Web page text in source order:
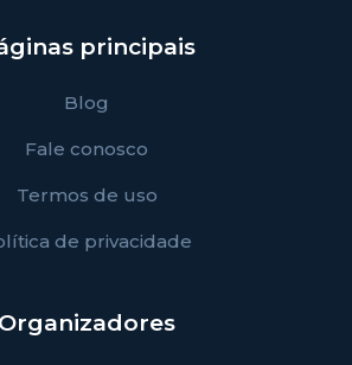
principais
Blog
Fale conosco
Termos de uso
de privacidade
Organizadores